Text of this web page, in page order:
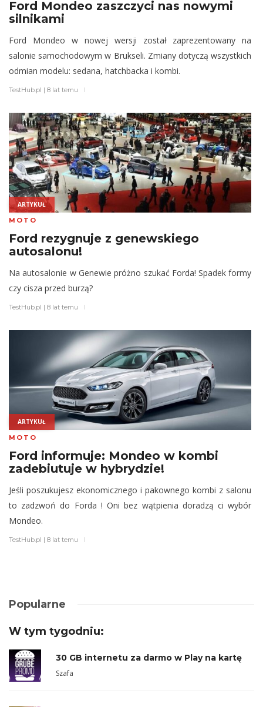
Ford Mondeo zaszczyci nas nowymi
silnikami
Ford Mondeo w nowej wersji został zaprezentowany na
salonie samochodowym w Brukseli. Zmiany dotyczą wszystkich
odmian modelu: sedana, hatchbacka i kombi.
TestHub.pl | 8 lat temu
ARTYKUŁ
MOTO
Ford rezygnuje z genewskiego
autosalonu!
Na autosalonie w Genewie próżno szukać Forda! Spadek formy
czy cisza przed burzą?
TestHub.pl | 8 lat temu
ARTYKUŁ
MOTO
Ford informuje: Mondeo w kombi
zadebiutuje w hybrydzie!
Jeśli poszukujesz ekonomicznego i pakownego kombi z salonu
to zadzwoń do Forda ! Oni bez wątpienia doradzą ci wybór
Mondeo.
TestHub.pl | 8 lat temu
Popularne
W tym tygodniu:
30 GB internetu za darmo w Play na kartę
Szafa